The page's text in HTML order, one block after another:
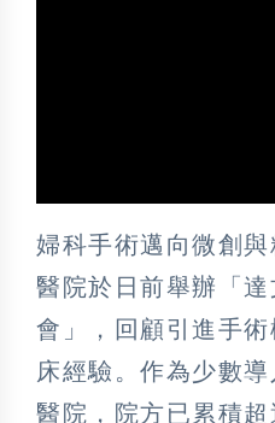
婦科手術邁向微創
醫院於日前舉辦「
會」，回顧引進手
床經驗。作為少數
醫院，院方已累積